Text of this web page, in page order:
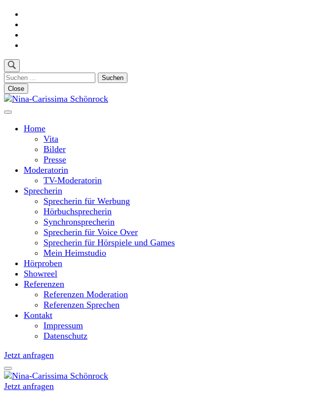
Skip
content
(Press
Suchen
nach:
Close
Nina-Carissima Schönrock
Home
Vita
Bilder
Presse
Moderatorin
TV-Moderatorin
Sprecherin
Sprecherin für Werbung
Hörbuchsprecherin
Synchronsprecherin
Sprecherin für Voice Over
Sprecherin für Hörspiele und Games
Mein Heimstudio
Hörproben
Showreel
Referenzen
Referenzen Moderation
Referenzen Sprechen
Kontakt
Impressum
Datenschutz
Jetzt anfragen
Jetzt anfragen